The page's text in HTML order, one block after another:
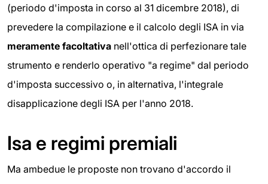
(periodo d'imposta in corso al 31 dicembre 2018), di
prevedere la compilazione e il calcolo degli ISA in via
meramente facoltativa nell'ottica di perfezionare tale
strumento e renderlo operativo "a regime" dal periodo
d'imposta successivo o, in alternativa, l'integrale
disapplicazione degli ISA per l'anno 2018.
Isa e regimi premiali
Ma ambedue le proposte non trovano d'accordo il